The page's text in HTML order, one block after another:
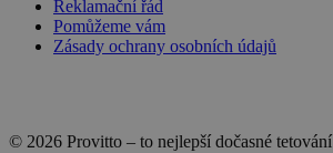
Reklamační řád
Pomůžeme vám
Zásady ochrany osobních údajů
© 2026 Provitto – to nejlepší dočasné tetování